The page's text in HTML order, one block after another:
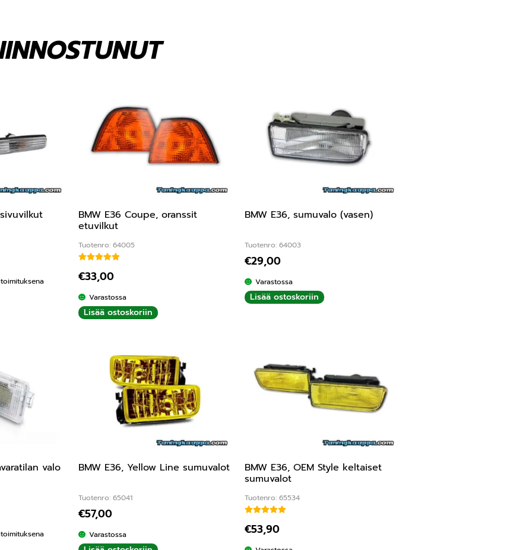
BMW E36 Coupe, oranssit
etuvilkut
Tuotenro: 64005
€33,00
Varastossa
Lisää ostoskoriin
BMW E36, sumuvalo (vasen)
Tuotenro: 64003
€29,00
Varastossa
Lisää ostoskoriin
valo BMW E36, Yellow Line sumuvalot
Tuotenro: 65041
€57,00
Varastossa
BMW E36, OEM Style keltaiset
sumuvalot
Tuotenro: 65534
€53,90